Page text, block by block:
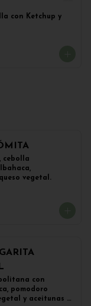
con Ketchup y
cebolla
vegetal.
con
pomodoro
y aceitunas